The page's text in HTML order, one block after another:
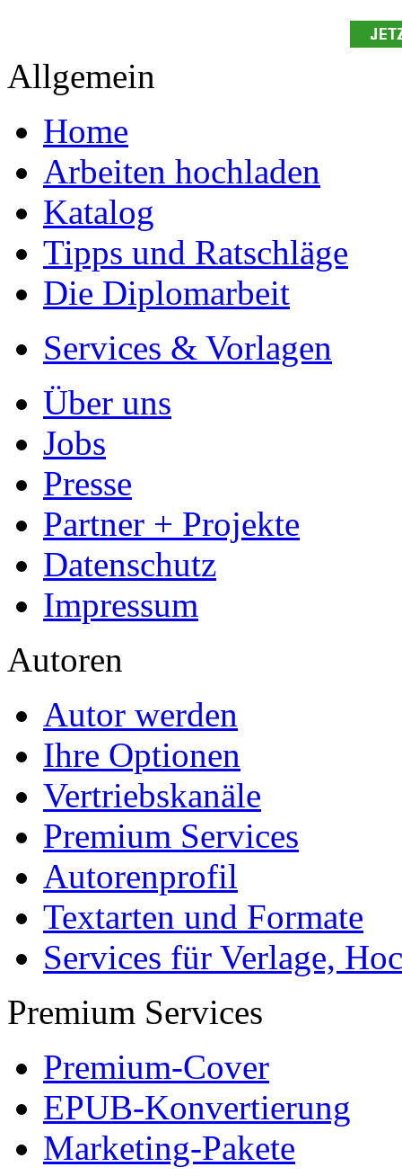
Allgemein
Home
Arbeiten hochladen
Katalog
Tipps und Ratschläge
Die Diplomarbeit
Services & Vorlagen
Über uns
Jobs
Presse
Partner + Projekte
Datenschutz
Impressum
Autoren
Autor werden
Ihre Optionen
Vertriebskanäle
Premium Services
Autorenprofil
Textarten und Formate
Services für Verlage,
Premium Services
Premium-Cover
EPUB-Konvertierung
Marketing-Pakete